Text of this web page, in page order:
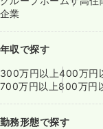
企業
年収で探す
300万円以上400万円
700万円以上800万円
勤務形態で探す